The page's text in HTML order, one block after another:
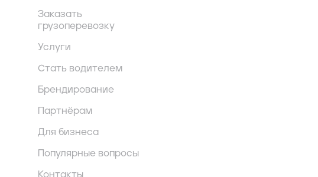
Заказать
грузоперевозку
Услуги
Стать водителем
Брендирование
Партнёрам
Для бизнеса
Популярные вопросы
Контакты